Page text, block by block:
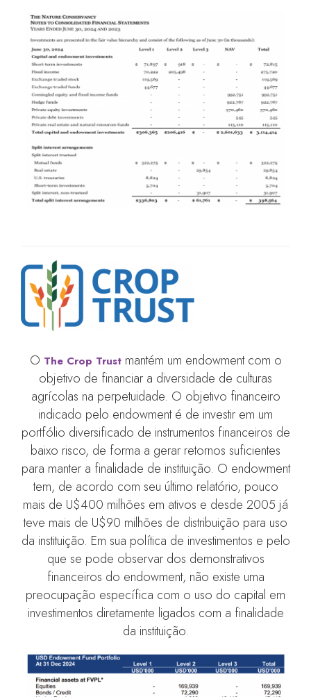
O The Crop Trustmantém um endowment com o
objetivo de financiar a diversidade de culturas
agrícolas na perpetuidade. O objetivo financeiro
indicado pelo endowment é de investir em um
portfólio diversificado de instrumentos financeiros de
baixo risco, de forma a gerar retornos suficientes
para manter a finalidade de instituição. O endowment
tem, de acordo com seu último relatório, pouco
mais de U$400 milhões em ativos e desde 2005 já
teve mais de U$90 milhões de distribuição para uso
da instituição. Em sua política de investimentos e pelo
que se pode observar dos demonstrativos
financeiros do endowment, não existe uma
preocupação específica com o uso do capital em
investimentos diretamente ligados com a finalidade
da instituição.